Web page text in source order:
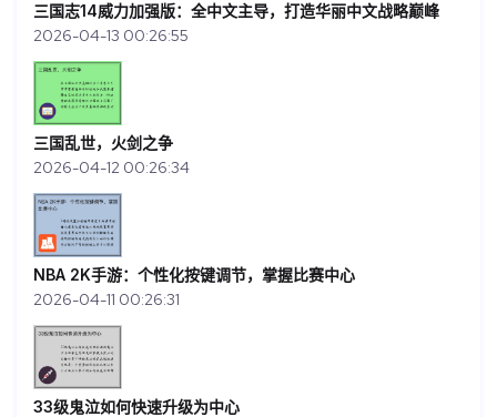
三国志14威力加强版：全中文主导，打造华丽中文战略巅峰
2026-04-13 00:26:55
三国乱世，火剑之争
2026-04-12 00:26:34
NBA 2K手游：个性化按键调节，掌握比赛中心
2026-04-11 00:26:31
33级鬼泣如何快速升级为中心